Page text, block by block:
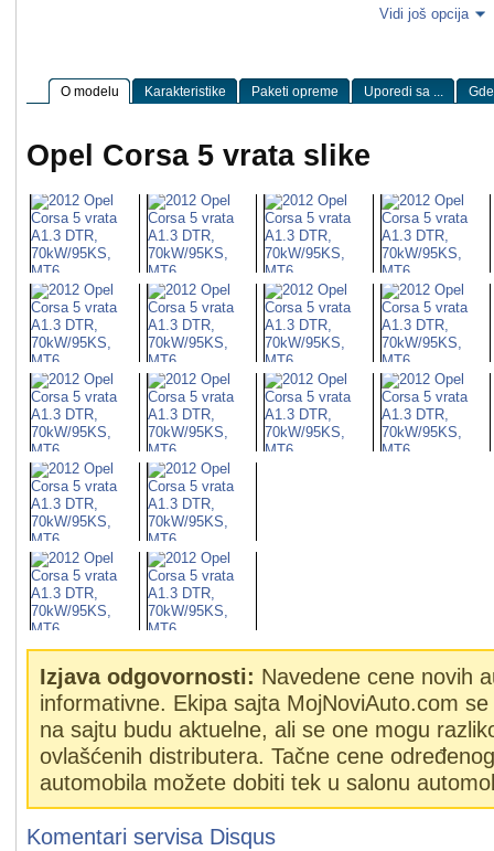
Vidi još opcija
O modelu Karakteristike Paketi opreme Uporedi sa ...
Opel Corsa 5 vrata slike
Izjava odgovornosti: Navedene cene novih
informativne. Ekipa sajta MojNoviAuto.com
na sajtu budu aktuelne, ali se one mogu
ovlašćenih distributera. Tačne cene
automobila možete dobiti tek u salonu
Komentari servisa Disqus